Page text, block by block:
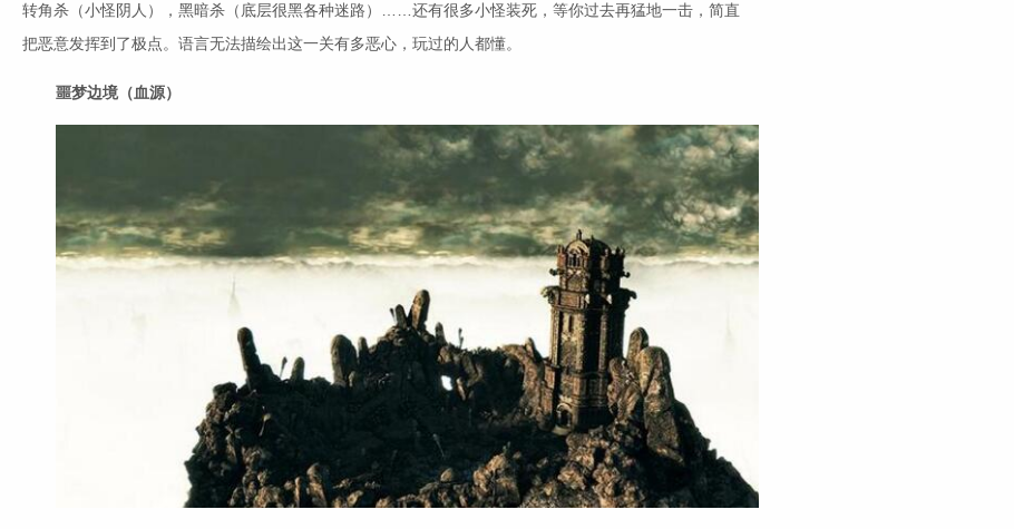
转角杀（小怪阴人），黑暗杀（底层很黑各种迷路）……还有很多小怪装死，等你过去再猛地一击，简直
把恶意发挥到了极点。语言无法描绘出这一关有多恶心，玩过的人都懂。
噩梦边境（血源）